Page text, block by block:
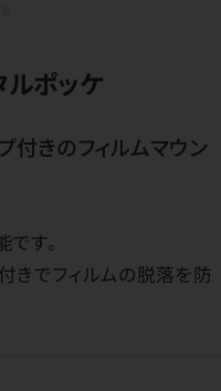
ポッケ
付きのフィルムマウン
す。
きでフィルムの脱落を防